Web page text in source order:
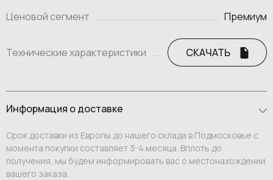
Ценовой сегмент Премиум
Технические характеристики СКАЧАТЬ
Информация о доставке
Срок доставки из Европы до нашего склада в Подмосковье с
момента покупки составляет 3-4 месяца. Вплоть до
получения, мы будем информировать вас о местонахождении
вашего заказа.